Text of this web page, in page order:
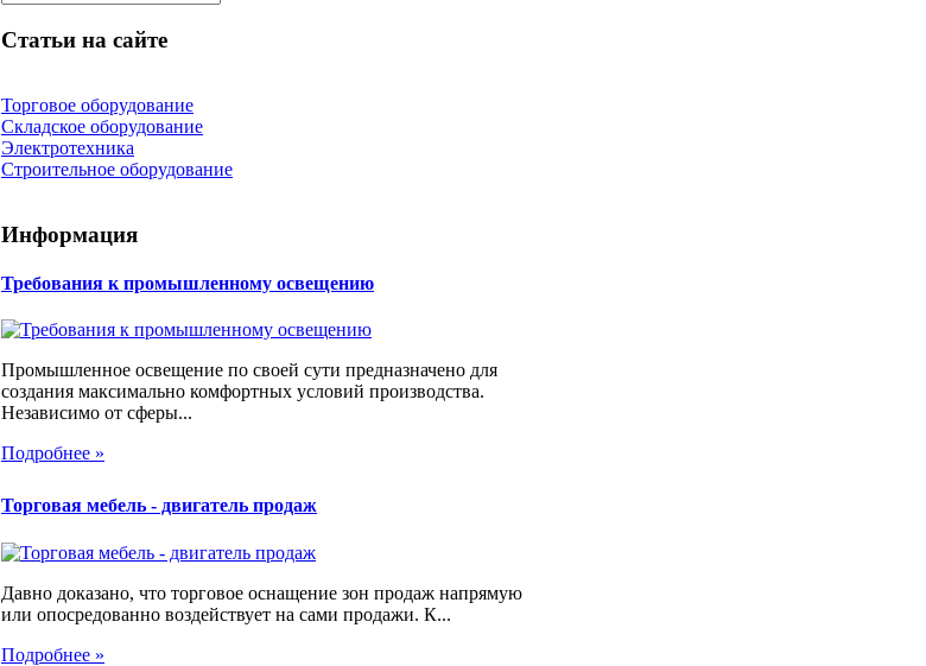
Статьи на сайте
Торговое оборудование
Складское оборудование
Электротехника
Строительное оборудование
Информация
Требования к промышленному освещению
Промышленное освещение по своей сути предназначено для
создания максимально комфортных условий производства.
Независимо от сферы...
Подробнее »
Торговая мебель - двигатель продаж
Давно доказано, что торговое оснащение зон продаж напрямую
или опосредованно воздействует на сами продажи. К...
Подробнее »